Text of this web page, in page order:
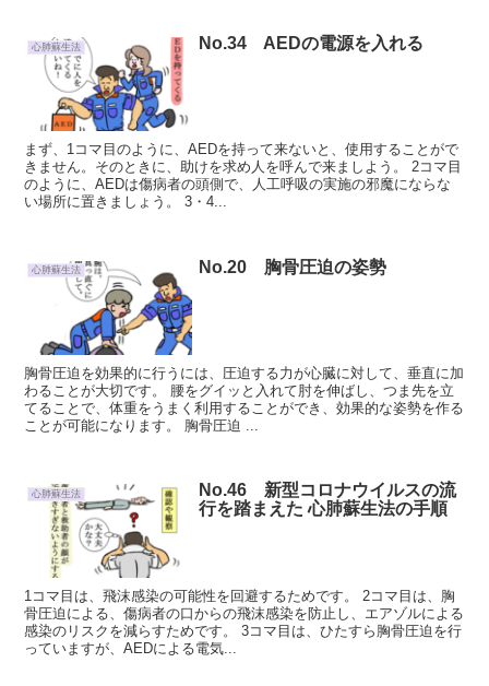
心肺蘇生法 No.34 AEDの電源を入れる
まず、1コマ目のように、AEDを持って来ないと、使用することがで
きません。そのときに、助けを求め人を呼んで来ましよう。 2コマ目
のように、AEDは傷病者の頭側で、人工呼吸の実施の邪魔にならな
い場所に置きましょう。 3・4...
心肺蘇生法 No.20 胸骨圧迫の姿勢
胸骨圧迫を効果的に行うには、圧迫する力が心臓に対して、垂直に加
わることが大切です。 腰をグイッと入れて肘を伸ばし、つま先を立
てることで、体重をうまく利用することができ、効果的な姿勢を作る
ことが可能になります。 胸骨圧迫 ...
心肺蘇生法
No.46 新型コロナウイルスの流
行を踏まえた 心肺蘇生法の手順
1コマ目は、飛沫感染の可能性を回避するためです。 2コマ目は、胸
骨圧迫による、傷病者の口からの飛沫感染を防止し、エアゾルによる
感染のリスクを減らすためです。 3コマ目は、ひたすら胸骨圧迫を行
っていますが、AEDによる電気...